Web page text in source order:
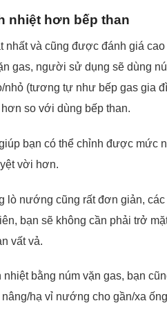
nhiệt hơn bếp than
nhất và cũng được đánh giá
gas, người sử dụng sẽ dùng
nhỏ (tương tự như bếp gas gia
so với dùng bếp than.
bạn có thể chỉnh được mức
vời hơn.
lò nướng cũng rất đơn giản,
bạn sẽ không cần phải trở
vất vả.
nhiệt bằng núm vặn gas, bạn
hạ vỉ nướng cho gần/xa